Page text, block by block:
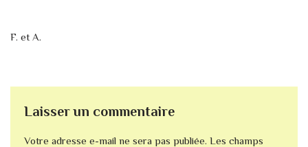
F. et A.
Laisser un commentaire
Votre adresse e-mail ne sera pas publiée. Les champs